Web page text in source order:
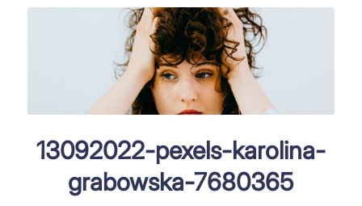
13092022-pexels-karolina-
grabowska-7680365